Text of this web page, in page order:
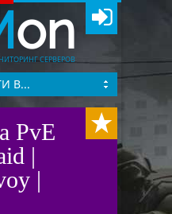
on
СЕРВЕРОВ
В...
PvE
|
|